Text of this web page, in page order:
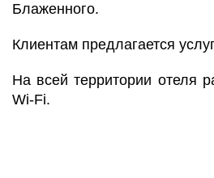
Блаженного.
Клиентам предлагается
На всей территории отеля
Wi-Fi.